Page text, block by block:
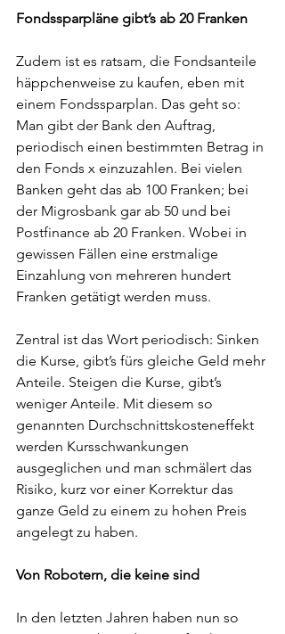
Fondssparpläne gibt’s ab 20 Franken
Zudem ist es ratsam, die Fondsanteile
häppchenweise zu kaufen, eben mit
einem Fondssparplan. Das geht so:
Man gibt der Bank den Auftrag,
periodisch einen bestimmten Betrag in
den Fonds x einzuzahlen. Bei vielen
Banken geht das ab 100 Franken; bei
der Migrosbank gar ab 50 und bei
Postfinance ab 20 Franken. Wobei in
gewissen Fällen eine erstmalige
Einzahlung von mehreren hundert
Franken getätigt werden muss.
Zentral ist das Wort periodisch: Sinken
die Kurse, gibt’s fürs gleiche Geld mehr
Anteile. Steigen die Kurse, gibt’s
weniger Anteile. Mit diesem so
genannten Durchschnittskosteneffekt
werden Kursschwankungen
ausgeglichen und man schmälert das
Risiko, kurz vor einer Korrektur das
ganze Geld zu einem zu hohen Preis
angelegt zu haben.
Von Robotern, die keine sind
In den letzten Jahren haben nun so